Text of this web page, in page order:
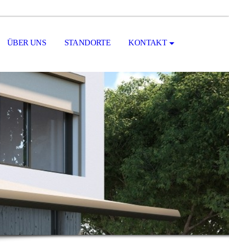
ÜBER UNS STANDORTE KONTAKT